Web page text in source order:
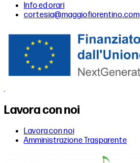
Info ed orari
cortesia@maggiofiorentino.com
Lavora con noi
Lavora con noi
Amministrazione Trasparente